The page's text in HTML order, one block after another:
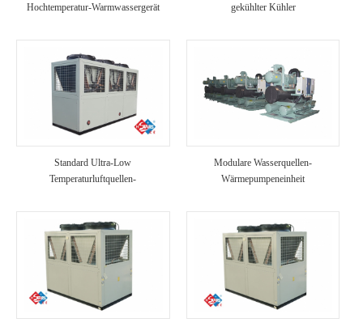
Hochtemperatur-Warmwassergerät
gekühlter Kühler
Standard Ultra-Low
Temperaturluftquellen-
Modulare Wasserquellen-
Wärmepumpeneinheit